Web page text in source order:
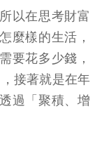
以在思考財富
麼樣的生活，
要花多少錢，
接著就是在年
過「聚積、增